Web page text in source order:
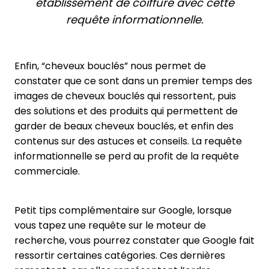
requête informationnelle.
Enfin, “cheveux bouclés” nous permet de
constater que ce sont dans un premier temps des
images de cheveux bouclés qui ressortent, puis
des solutions et des produits qui permettent de
garder de beaux cheveux bouclés, et enfin des
contenus sur des astuces et conseils. La requête
informationnelle se perd au profit de la requête
commerciale.
Petit tips complémentaire sur Google, lorsque
vous tapez une requête sur le moteur de
recherche, vous pourrez constater que Google fait
ressortir certaines catégories. Ces dernières